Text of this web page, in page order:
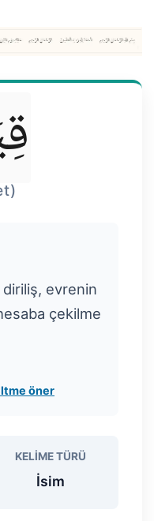
diriliş, evrenin
çekilme
öner
KELIME TÜRÜ
İsim